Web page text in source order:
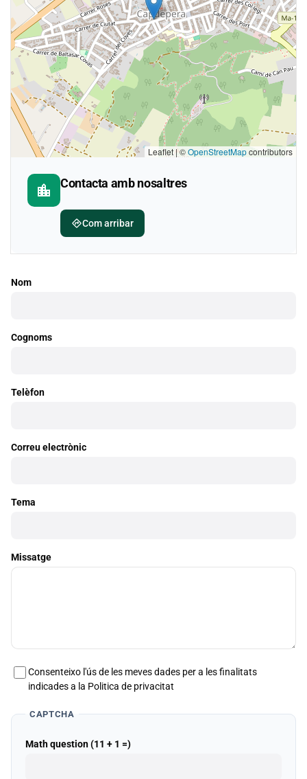
Leaflet | ©OpenStreetMapcontributors
location_city Contacta amb nosaltres
directionsCom arribar
Nom
Cognoms
Telèfon
Correu electrònic
Tema
Missatge
Consenteixo l'ús de les meves dades per a les finalitats
indicades a la Politica de privacitat
CAPTCHA
Math question (11 + 1 =)